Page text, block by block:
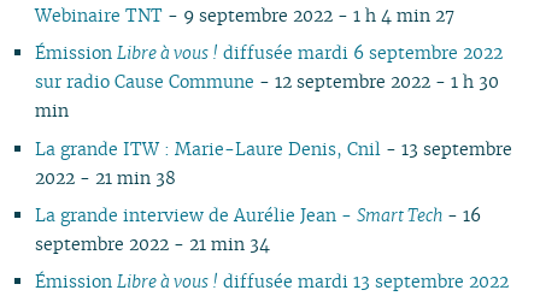
01
01
01
01
02
02
01
Webinaire TNT- 9 septembre 2022 - 1 h 4 min 27
Émission Libre à vous ! diffusée mardi 6 septembre 2022
sur radio Cause Commune - 12 septembre 2022 - 1 h 30
min
La grande ITW : Marie-Laure Denis, Cnil - 13 septembre
2022 - 21 min 38
La grande interview de Aurélie Jean - Smart Tech- 16
septembre 2022 - 21 min 34
Émission Libre à vous ! diffusée mardi 13 septembre 2022